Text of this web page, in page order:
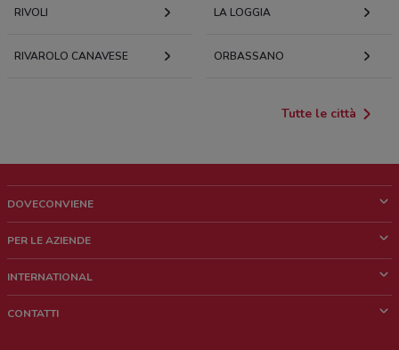
RIVOLI LA LOGGIA
RIVAROLO CANAVESE ORBASSANO
Tutte le città
DOVECONVIENE
Chi siamo
Lavora con noi
PER LE AZIENDE
Richieste commerciali e marketing
INTERNATIONAL
CONTATTI